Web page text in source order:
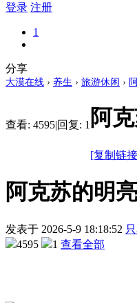
登录 注册
1
分享
大漠在线 › 养生 › 旅游休闲 ›
查看: 4595|回复: 1 阿
[复制链
阿克苏的明
发表于 2026-5-9 18:18:52
4595
1 查看全部